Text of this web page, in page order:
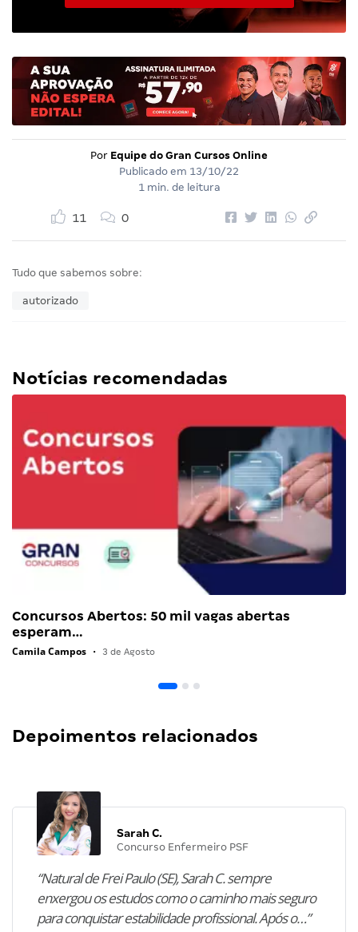
Por Equipe do Gran Cursos Online
Publicado em 13/10/22
1 min. de leitura
11 0
Tudo que sabemos sobre:
autorizado
Notícias recomendadas
Concursos Abertos: 50 mil vagas abertas
esperam…
Camila Campos • 3 de Agosto
Depoimentos relacionados
Sarah C.
Concurso Enfermeiro PSF
“Natural de Frei Paulo (SE), Sarah C. sempre
enxergou os estudos como o caminho mais seguro
para conquistar estabilidade profissional. Após o…”